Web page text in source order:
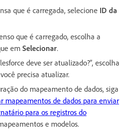
que é carregada, selecione ID da
que é carregado, escolha a
em Selecionar.
deve ser atualizado?”, escolha
precisa atualizar.
do mapeamento de dados, siga
mapeamentos de dados para enviar
para os registros do
e modelos.